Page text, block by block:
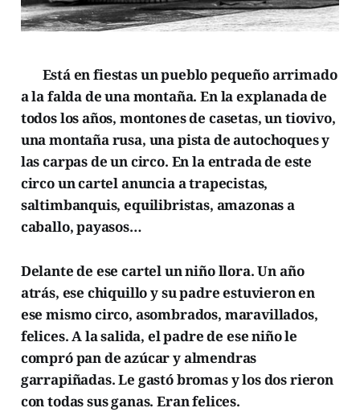
Está en fiestas un pueblo pequeño arrimado
a la falda de una montaña. En la explanada de
todos los años, montones de casetas, un tiovivo,
una montaña rusa, una pista de autochoques y
las carpas de un circo. En la entrada de este
circo un cartel anuncia a trapecistas,
saltimbanquis, equilibristas, amazonas a
caballo, payasos…
Delante de ese cartel un niño llora. Un año
atrás, ese chiquillo y su padre estuvieron en
ese mismo circo, asombrados, maravillados,
felices. A la salida, el padre de ese niño le
compró pan de azúcar y almendras
garrapiñadas. Le gastó bromas y los dos rieron
con todas sus ganas. Eran felices.